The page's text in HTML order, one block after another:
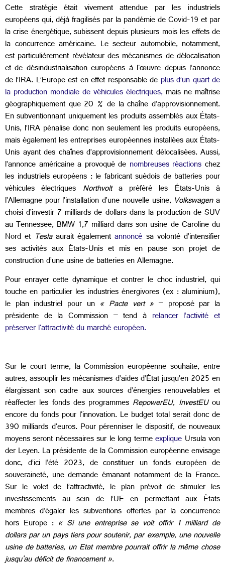
Cette stratégie était vivement attendue par les industriels
européens qui, déjà fragilisés par la pandémie de Covid-19 et par
la crise énergétique, subissent depuis plusieurs mois les effets de
la concurrence américaine. Le secteur automobile, notamment,
est particulièrement révélateur des mécanismes de délocalisation
et de désindustrialisation européens à l'œuvre depuis l’annonce
de l’IRA. L’Europe est en effet responsable de plus d’un quart de
la production mondiale de véhicules électriques, mais ne maîtrise
géographiquement que 20 % de la chaîne d’approvisionnement.
En subventionnant uniquement les produits assemblés aux États-
Unis, l’IRA pénalise donc non seulement les produits européens,
mais également les entreprises européennes installées aux États-
Unis ayant des chaînes d’approvisionnement délocalisées. Aussi,
l’annonce américaine a provoqué de nombreuses réactions chez
les industriels européens : le fabricant suédois de batteries pour
véhicules électriques Northvolta préféré les États-Unis à
l’Allemagne pour l’installation d’une nouvelle usine, Volkswagena
choisi d’investir 7 milliards de dollars dans la production de SUV
au Tennessee, BMW 1,7 milliard dans son usine de Caroline du
Nord et Teslaaurait égalementannoncé sa volonté d’intensifier
ses activités aux États-Unis et mis en pause son projet de
construction d’une usine de batteries en Allemagne.
Pour enrayer cette dynamique et contrer le choc industriel, qui
touche en particulier les industries énergivores (ex : aluminium),
le plan industriel pour un « Pacte vert » – proposé par la
présidente de la Commission – tend à relancer l’activité et
préserver l'attractivité du marché européen.
Sur le court terme, la Commission européenne souhaite, entre
autres, assouplir les mécanismes d’aides d’État jusqu’en 2025 en
élargissant son cadre aux sources d’énergies renouvelables et
réaffecter les fonds des programmes RepowerEU, InvestEUou
encore du fonds pour l'innovation. Le budget total serait donc de
390 milliards d'euros. Pour pérenniser le dispositif, de nouveaux
moyens seront nécessaires sur le long termeexplique Ursula von
der Leyen. La présidente de la Commission européenne envisage
donc, d’ici l’été 2023, de constituer un fonds européen de
souveraineté, une demande émanant notamment de la France.
Sur le volet de l’attractivité, le plan prévoit de stimuler les
investissements au sein de l’UE en permettant aux États
membres d’égaler les subventions offertes par la concurrence
hors Europe : « Si une entreprise se voit offrir 1 milliard de
dollars par un pays tiers pour soutenir, par exemple, une nouvelle
usine de batteries, un Etat membre pourrait offrir la même chose
jusqu'au déficit de financement ».